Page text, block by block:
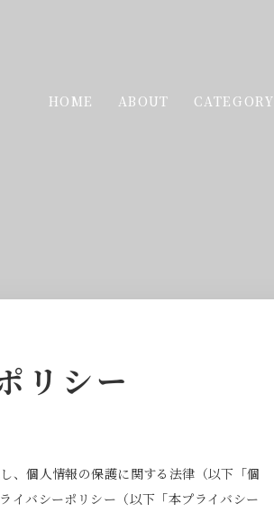
HOME ABOUT CATEGORY
リシー
、個人情報の保護に関する法律（以下「個
イバシーポリシー（以下「本プライバシー